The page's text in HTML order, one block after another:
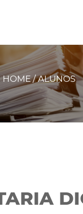
HOME / ALUNOS